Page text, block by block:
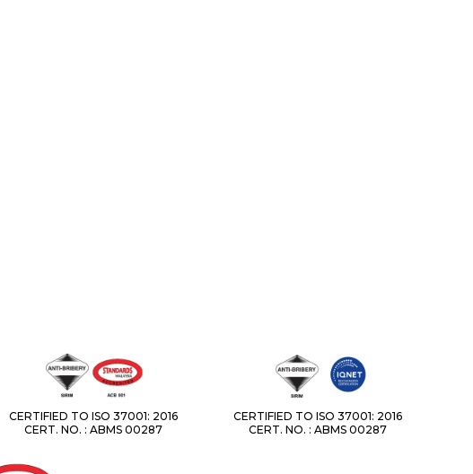
CERTIFIED TO ISO 37001: 2016
CERT. NO. : ABMS 00287
CERTIFIED TO ISO 37001: 2016
CERT. NO. : ABMS 00287